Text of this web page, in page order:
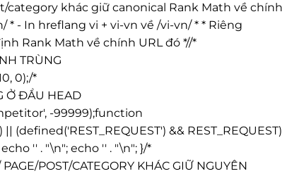
category khác giữ canonical Rank Math về chính
* - In hreflang vi + vi-vn về /vi-vn/ * * Riêng
Rank Math về chính URL đó *//*
TRÙNG
0);/*
Ở ĐẦU HEAD
-99999);function
&& REST_REQUEST)
echo '' . "\n"; echo '' . "\n"; }/*
POST/CATEGORY KHÁC GIỮ NGUYÊN